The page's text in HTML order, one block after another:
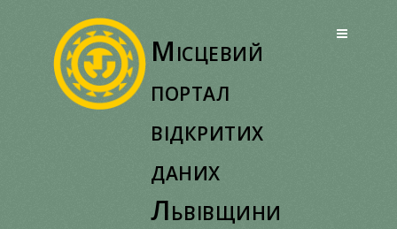
Місцевий
портал
відкритих
даних
Львівщини